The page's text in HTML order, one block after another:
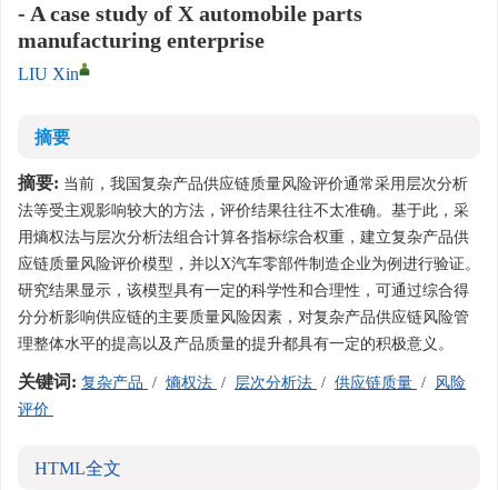
- A case study of X automobile parts
manufacturing enterprise
LIU Xin
摘要
摘要: 当前，我国复杂产品供应链质量风险评价通常采用层次分析
法等受主观影响较大的方法，评价结果往往不太准确。基于此，采
用熵权法与层次分析法组合计算各指标综合权重，建立复杂产品供
应链质量风险评价模型，并以X汽车零部件制造企业为例进行验证。
研究结果显示，该模型具有一定的科学性和合理性，可通过综合得
分分析影响供应链的主要质量风险因素，对复杂产品供应链风险管
理整体水平的提高以及产品质量的提升都具有一定的积极意义。
关键词: 复杂产品 / 熵权法 / 层次分析法 / 供应链质量 / 风险
评价
HTML全文